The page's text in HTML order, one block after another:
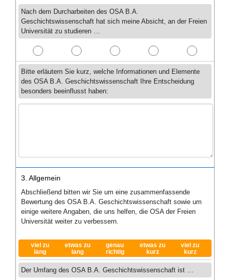
Nach dem Durcharbeiten des OSA B.A.
Geschichtswissenschaft hat sich meine Absicht, an der Freien
Universität zu studieren …
Bitte erläutern Sie kurz, welche Informationen und Elemente
des OSA B.A. Geschichtswissenschaft Ihre Entscheidung
besonders beeinflusst haben:
3. Allgemein
Abschließend bitten wir Sie um eine zusammenfassende
Bewertung des OSA B.A. Geschichtswissenschaft sowie um
einige weitere Angaben, die uns helfen, die OSA der Freien
Universität weiter zu verbessern.
viel zu
lang
etwas zu
lang
genau
richtig
etwas zu
kurz
viel zu
kurz
Der Umfang des OSA B.A. Geschichtswissenschaft ist …